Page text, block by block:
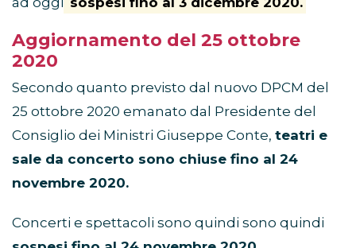
Aggiornamento del 25 ottobre
2020
Secondo quanto previsto dal nuovo DPCM del
25 ottobre 2020 emanato dal Presidente del
Consiglio dei Ministri Giuseppe Conte, teatri e
sale da concerto sono chiuse fino al 24
novembre 2020.
Concerti e spettacoli sono quindi sono quindi